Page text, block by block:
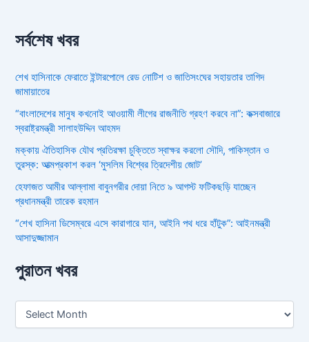
সর্বশেষ খবর
শেখ হাসিনাকে ফেরাতে ইন্টারপোলে রেড নোটিশ ও জাতিসংঘের সহায়তার তাগিদ
জামায়াতের
“বাংলাদেশের মানুষ কখনোই আওয়ামী লীগের রাজনীতি গ্রহণ করবে না”: কক্সবাজারে
স্বরাষ্ট্রমন্ত্রী সালাহউদ্দিন আহমদ
মক্কায় ঐতিহাসিক যৌথ প্রতিরক্ষা চুক্তিতে স্বাক্ষর করলো সৌদি, পাকিস্তান ও
তুরস্ক: আত্মপ্রকাশ করল ‘মুসলিম বিশ্বের ত্রিদেশীয় জোট’
হেফাজত আমীর আল্লামা বাবুনগরীর দোয়া নিতে ৯ আগস্ট ফটিকছড়ি যাচ্ছেন
প্রধানমন্ত্রী তারেক রহমান
“শেখ হাসিনা ডিসেম্বরে এসে কারাগারে যান, আইনি পথ ধরে হাঁটুক”: আইনমন্ত্রী
আসাদুজ্জামান
পুরাতন খবর